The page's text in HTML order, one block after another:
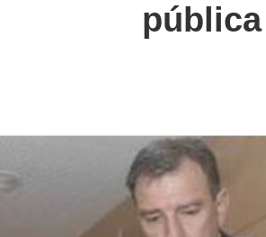
pública